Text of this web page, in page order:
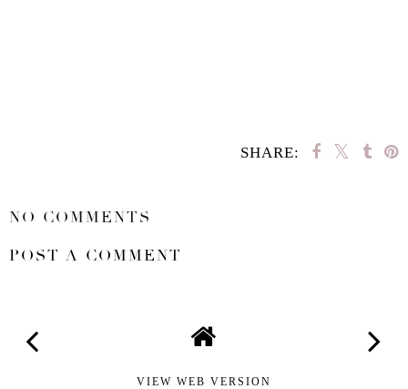
SHARE:
NO COMMENTS
POST A COMMENT
VIEW WEB VERSION